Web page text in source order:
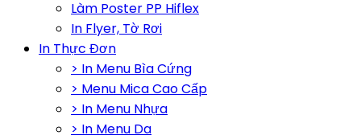
Làm Poster PP Hiflex
In Flyer, Tờ Rơi
In Thực Đơn
> In Menu Bìa Cứng
> Menu Mica Cao Cấp
> In Menu Nhựa
> In Menu Da